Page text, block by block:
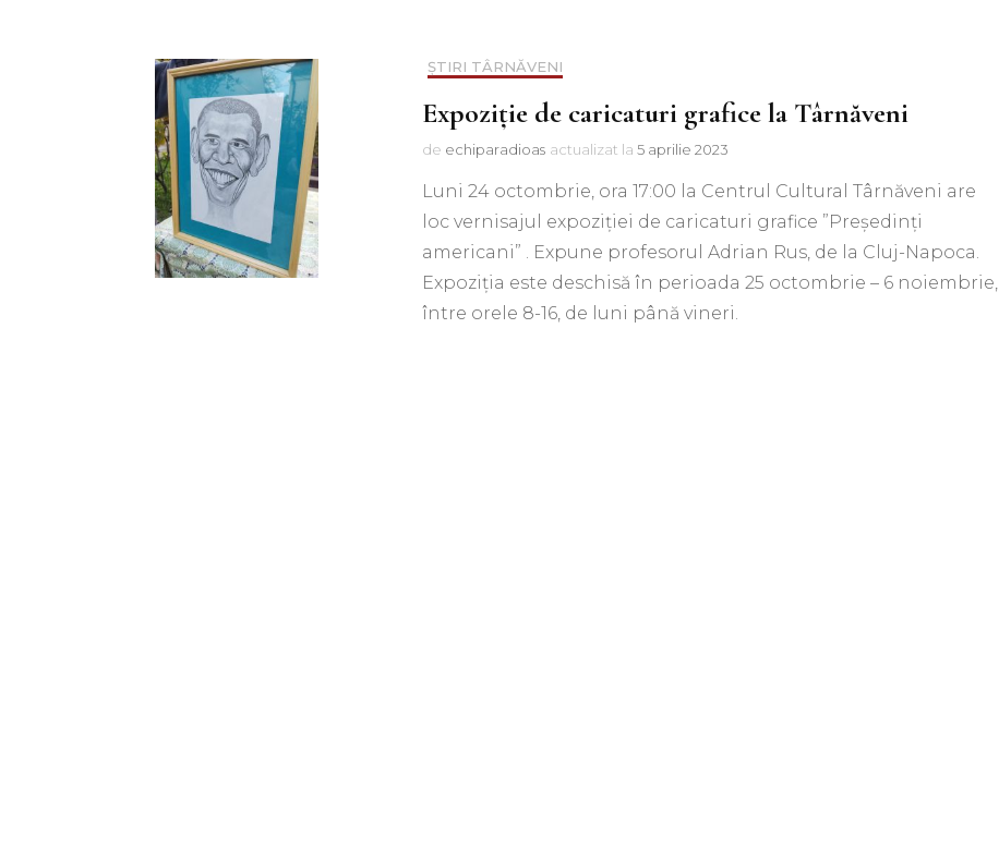
ȘTIRI TÂRNĂVENI
Expoziție de caricaturi grafice la Târnăveni
de echiparadioas actualizat la 5 aprilie 2023
Luni 24 octombrie, ora 17:00 la Centrul Cultural Târnăveni are
loc vernisajul expoziției de caricaturi grafice ”Președinți
americani” . Expune profesorul Adrian Rus, de la Cluj-Napoca.
Expoziția este deschisă în perioada 25 octombrie – 6 noiembrie,
între orele 8-16, de luni până vineri.